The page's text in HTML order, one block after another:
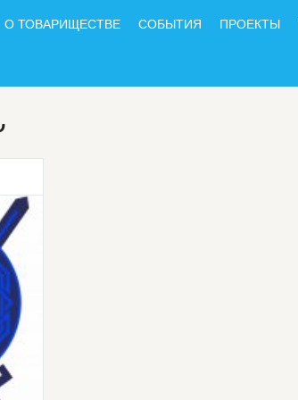
О ТОВАРИЩЕСТВЕ СОБЫТИЯ ПРОЕКТЫ